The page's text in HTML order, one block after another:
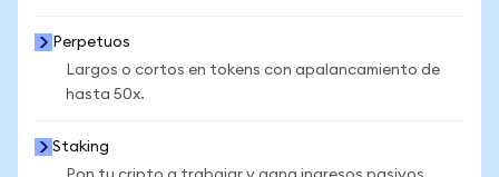
Perpetuos
Largos o cortos en tokens con apalancamiento de
hasta 50x.
Staking